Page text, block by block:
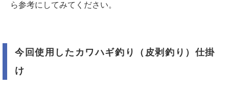
ら参考にしてみてください。
今回使用したカワハギ釣り（皮剥釣り）仕掛
け